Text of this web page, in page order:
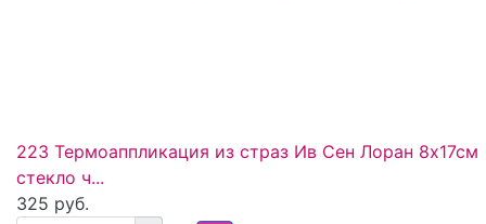
223 Термоаппликация из страз Ив Сен Лоран 8х17см
стекло ч...
325 руб.